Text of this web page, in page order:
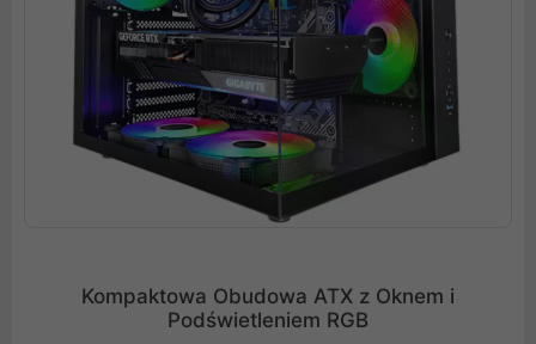
Kompaktowa Obudowa ATX z Oknem i
Podświetleniem RGB